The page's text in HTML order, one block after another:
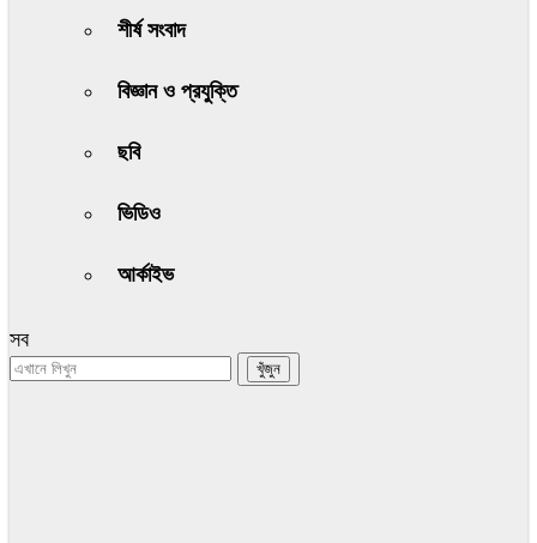
শীর্ষ সংবাদ
বিজ্ঞান ও প্রযুক্তি
ছবি
ভিডিও
আর্কাইভ
সব